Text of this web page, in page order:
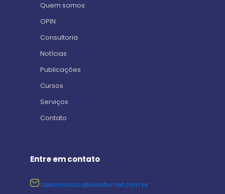
Quem somos
OPIN
Consultoria
Notícias
Publicações
Cursos
Serviços
Contato
Entre em contato
faleconosco@viainternet.com.br